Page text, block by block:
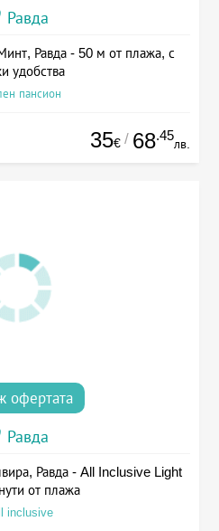
Равда
Равда - 50 м от плажа, с
удобства
пансион
35€ / 68.45
лв.
офертата
Равда
Равда - All Inclusive Light
от плажа
inclusive